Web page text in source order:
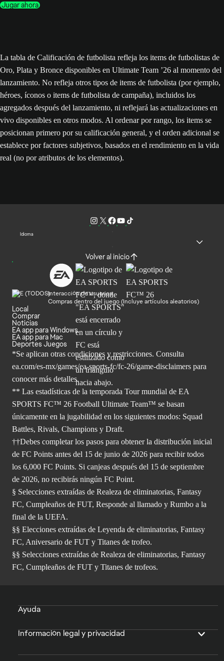
Jugar ahora
La tabla de Calificación de futbolista refleja los items de futbolistas de
Oro, Plata y Bronce disponibles en Ultimate Team ’26 al momento del
lanzamiento. No refleja otros tipos de items de futbolista (por ejemplo,
héroes, íconos o items de futbolista de campaña), incluidos los
agregados después del lanzamiento, ni reflejará las actualizaciones en
vivo disponibles en otros modos. Al ordenar por rango, los items se
posicionan primero por su calificación general, y el orden adicional se
establece por factores subjetivos, basados en el rendimiento en la vida
real (no por atributos de los elementos).
Idioma
Volver al inicio
Interacción de usuarios
Compras dentro del juego (Incluye artículos aleatorios)
Local
Comprar
Noticias
EA app para Windows
EA app para Mac
Deportes Juegos
*Se aplican otras condiciones y restricciones. Consulta
ea.com/es-mx/games/ea-sports-fc/fc-26/game-disclaimers para
conocer más detalles.
** Las estadísticas de la temporada Tour mundial de EA
SPORTS FC™ 26 Football Ultimate Team™ se basan
únicamente en la jugabilidad en los siguientes modos: Squad
Battles, Rivals, Champions y Draft.
††Debes completar los pasos para obtener la distribución inicial
de FC Points antes del 15 de junio de 2026 para recibir todos
los 6,000 FC Points. Si canjeas después del 15 de septiembre
de 2026, no recibirás ningún FC Point.
§ Selecciones extraídas de Realeza de eliminatorias, Fantasy
FC, Cumpleaños de FUT, Responde al llamado y Rumbo a la
final de la UEFA.
§§ Elecciones extraídas de Leyenda de eliminatorias, Fantasy
FC, Aniversario de FUT y Titanes de trofeo.
§§ Selecciones extraídas de Realeza de eliminatorias, Fantasy
FC, Cumpleaños de FUT y Titanes de trofeos.
Ayuda
Información legal y privacidad